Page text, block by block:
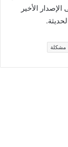
الأخير
مشكلة